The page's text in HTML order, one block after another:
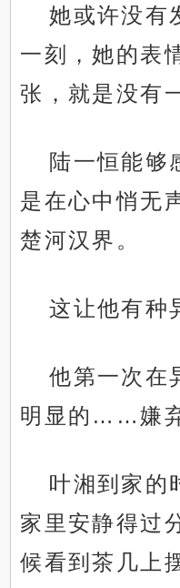
她或许没有
一刻，她的表
张，就是没有
陆一恒能够
是在心中悄无
楚河汉界。
这让他有种
他第一次在
明显的……嫌
叶湘到家的
家里安静得过
候看到茶几上